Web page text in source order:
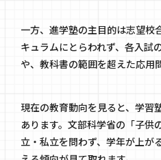
一方、進学塾の主目的は志望校
キュラムにとらわれず、各入試
や、教科書の範囲を超えた応用
現在の教育動向を見ると、学習
あります。文部科学省の「子供
立・私立を問わず、学年が上が